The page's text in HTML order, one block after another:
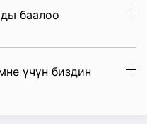
баалоо
үчүн биздин